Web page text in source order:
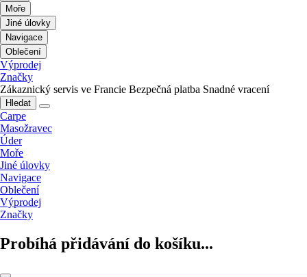
Moře
Jiné úlovky
Navigace
Oblečení
Výprodej
Značky
Zákaznický servis ve Francie Bezpečná platba Snadné vracení
Hledat
Carpe
Masožravec
Úder
Moře
Jiné úlovky
Navigace
Oblečení
Výprodej
Značky
Probíhá přidávání do košíku...